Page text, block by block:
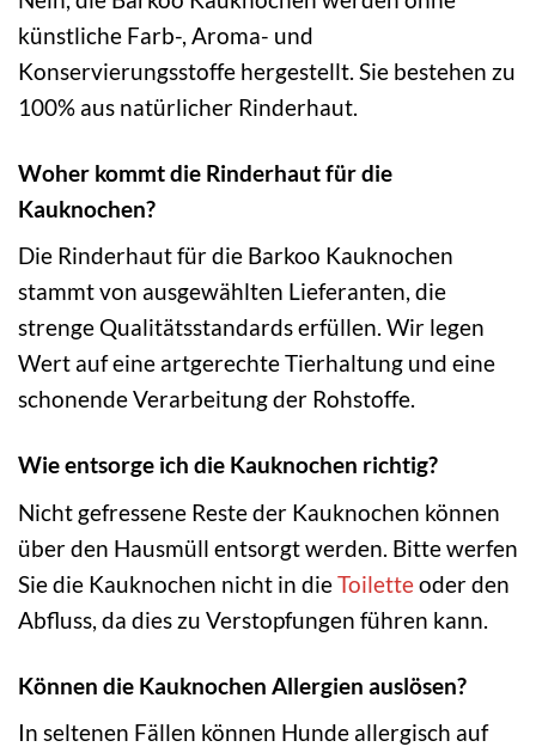
künstliche Farb-, Aroma- und
Konservierungsstoffe hergestellt. Sie bestehen zu
100% aus natürlicher Rinderhaut.
Woher kommt die Rinderhaut für die
Kauknochen?
Die Rinderhaut für die Barkoo Kauknochen
stammt von ausgewählten Lieferanten, die
strenge Qualitätsstandards erfüllen. Wir legen
Wert auf eine artgerechte Tierhaltung und eine
schonende Verarbeitung der Rohstoffe.
Wie entsorge ich die Kauknochen richtig?
Nicht gefressene Reste der Kauknochen können
über den Hausmüll entsorgt werden. Bitte werfen
Sie die Kauknochen nicht in dieToiletteoder den
Abfluss, da dies zu Verstopfungen führen kann.
Können die Kauknochen Allergien auslösen?
In seltenen Fällen können Hunde allergisch auf